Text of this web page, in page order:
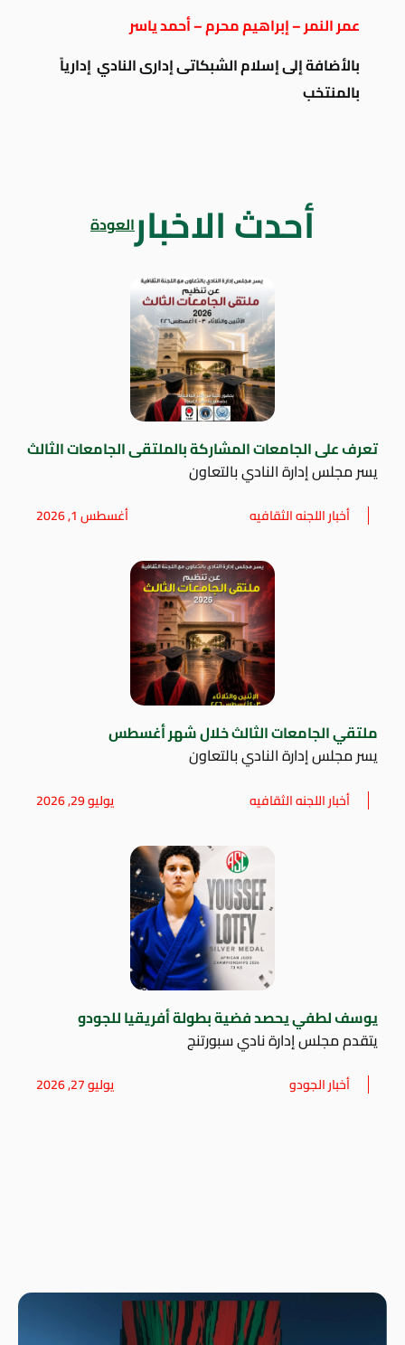
عمر النمر – إبراهيم محرم – أحمد ياسر
بالأضافة إلى إسلام الشبكاتى إدارى النادي إدارياً
بالمنتخب
أحدث الاخبارالعودة
تعرف على الجامعات المشاركة بالملتقى الجامعات الثالث
يسر مجلس إدارة النادي بالتعاون
أخبار اللجنه الثقافيه أغسطس 1, 2026
ملتقي الجامعات الثالث خلال شهر أغسطس
يسر مجلس إدارة النادي بالتعاون
أخبار اللجنه الثقافيه يوليو 29, 2026
يوسف لطفي يحصد فضية بطولة أفريقيا للجودو
يتقدم مجلس إدارة نادي سبورتنج
أخبار الجودو يوليو 27, 2026